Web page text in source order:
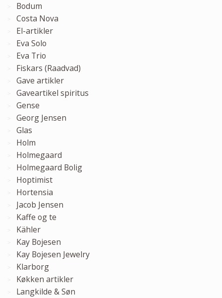
Bodum
Costa Nova
El-artikler
Eva Solo
Eva Trio
Fiskars (Raadvad)
Gave artikler
Gaveartikel spiritus
Gense
Georg Jensen
Glas
Holm
Holmegaard
Holmegaard Bolig
Hoptimist
Hortensia
Jacob Jensen
Kaffe og te
Kähler
Kay Bojesen
Kay Bojesen Jewelry
Klarborg
Køkken artikler
Langkilde & Søn